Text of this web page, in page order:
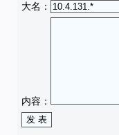
大名：
内容：